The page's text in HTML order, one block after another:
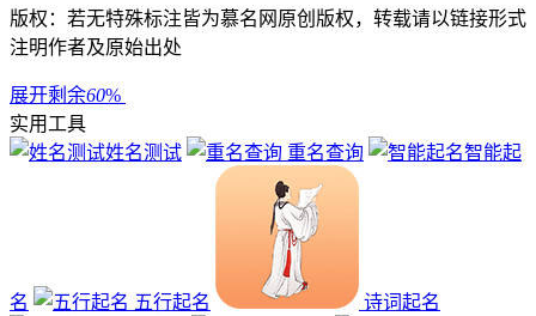
版权：若无特殊标注皆为慕名网原创版权，转载请以链接形式
注明作者及原始出处
展开剩余60%
实用工具
姓名测试
重名查询 智能起
名 五行起名
诗词起名